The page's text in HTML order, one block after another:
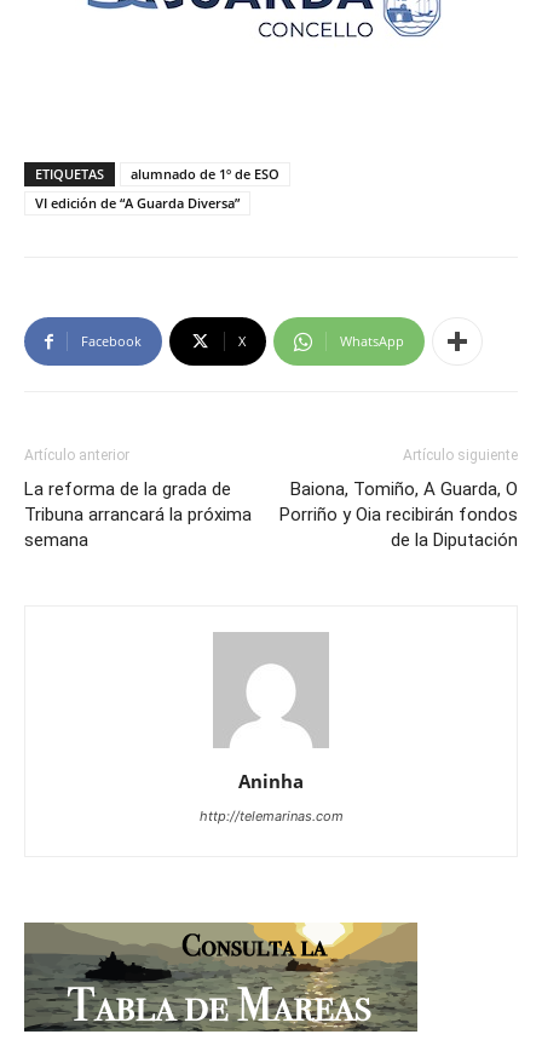
ETIQUETAS
alumnado de 1º de ESO
VI edición de “A Guarda Diversa”
Facebook X WhatsApp
Artículo anterior
La reforma de la grada de
Tribuna arrancará la próxima
semana
Artículo siguiente
Baiona, Tomiño, A Guarda, O
Porriño y Oia recibirán fondos
de la Diputación
Aninha
http://telemarinas.com